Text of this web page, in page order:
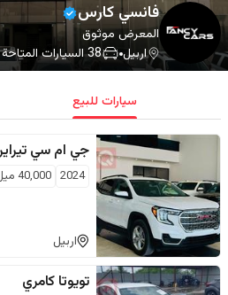
فانسي ‏کارس
المعرض موثوق
اربيل
38 السيارات المتاحة
سيارات للبيع
جي ام سي
2024
40,000
اربيل
تويوتا كامري